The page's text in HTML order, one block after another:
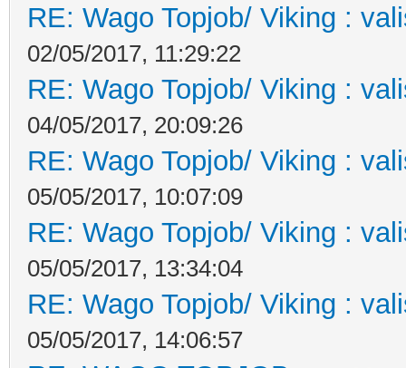
RE: Wago Topjob/ Viking :
02/05/2017, 11:29:22
RE: Wago Topjob/ Viking :
04/05/2017, 20:09:26
RE: Wago Topjob/ Viking :
05/05/2017, 10:07:09
RE: Wago Topjob/ Viking :
05/05/2017, 13:34:04
RE: Wago Topjob/ Viking :
05/05/2017, 14:06:57